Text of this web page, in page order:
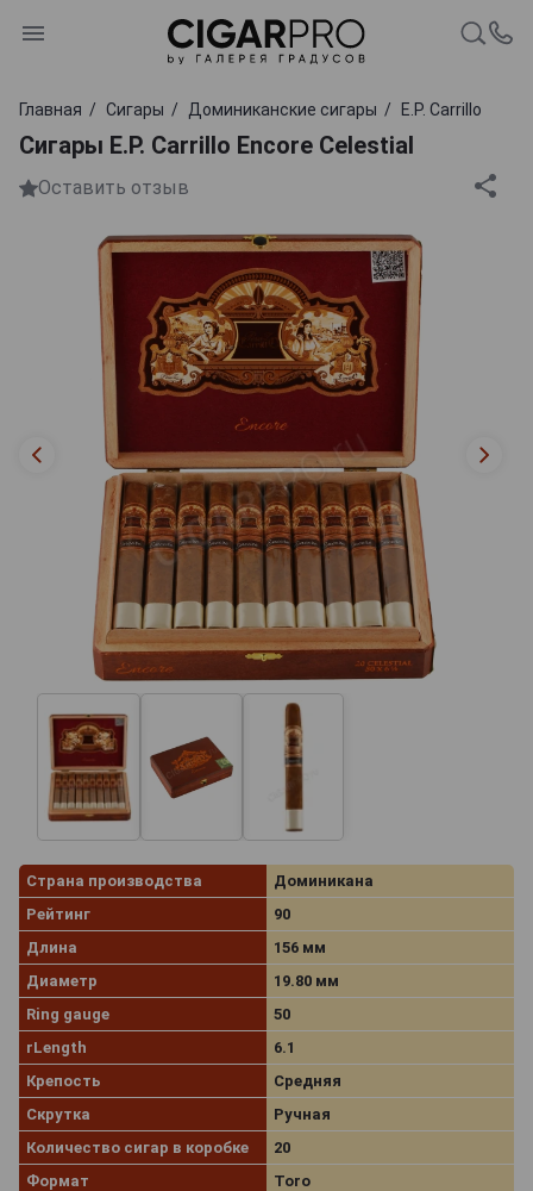
Главная Сигары Доминиканские сигары E.P. Carrillo
Сигары E.P. Carrillo Encore Celestial
Оставить отзыв
Страна производства
Доминикана
Рейтинг
90
Длина
156 мм
Диаметр
19.80 мм
Ring gauge
50
rLength
6.1
Крепость
Средняя
Скрутка
Ручная
Количество сигар в коробке
20
Формат
Toro